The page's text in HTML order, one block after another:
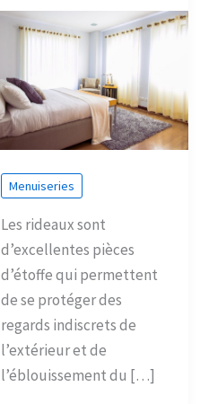
Menuiseries
Les rideaux sont
d’excellentes pièces
d’étoffe qui permettent
de se protéger des
regards indiscrets de
l’extérieur et de
l’éblouissement du […]